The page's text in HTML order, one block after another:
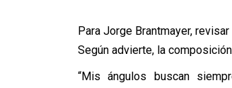
Para Jorge Brantmayer,
Según advierte, la
“Mis ángulos buscan